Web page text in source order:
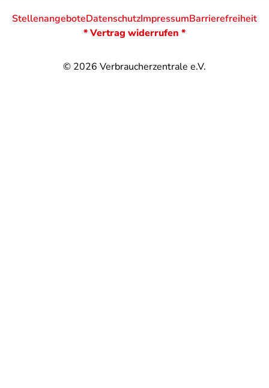
© 2026 Verbraucherzentrale e.V.
StellenangeboteDatenschutzImpressumBarrierefreiheit
* Vertrag widerrufen *